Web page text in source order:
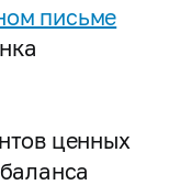
письме
ценных